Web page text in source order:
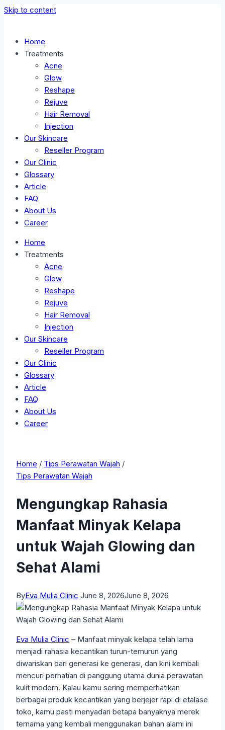
Skip to content
Home
Treatments
Acne
Glow
Reshape
Rejuve
Hair Removal
Injection
Our Skincare
Reseller Program
Our Clinic
Glossary
Article
FAQ
About Us
Career
Home
Treatments
Acne
Glow
Reshape
Rejuve
Hair Removal
Injection
Our Skincare
Reseller Program
Our Clinic
Glossary
Article
FAQ
About Us
Career
Home / Tips Perawatan Wajah /
Tips Perawatan Wajah
Mengungkap Rahasia
Manfaat Minyak Kelapa
untuk Wajah Glowing dan
Sehat Alami
ByEva Mulia Clinic June 8, 2026June 8, 2026
Eva Mulia Clinic – Manfaat minyak kelapa telah lama
menjadi rahasia kecantikan turun-temurun yang
diwariskan dari generasi ke generasi, dan kini kembali
mencuri perhatian di panggung utama dunia perawatan
kulit modern. Kalau kamu sering memperhatikan
berbagai produk kecantikan yang berjejer rapi di etalase
toko, kamu pasti menyadari betapa banyaknya merek
ternama yang kembali menggunakan bahan alami ini